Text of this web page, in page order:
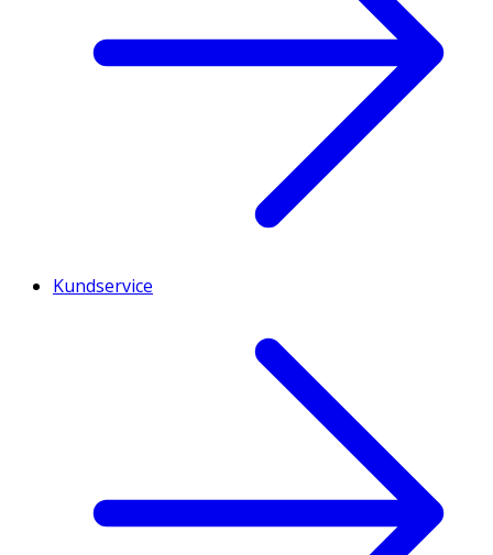
Kundservice